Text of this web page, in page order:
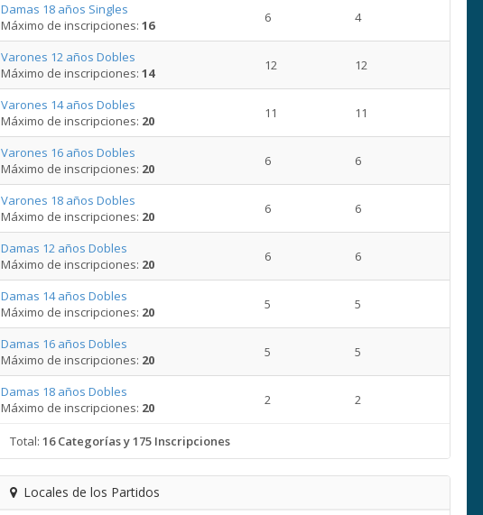
Damas 18 años Singles
Máximo de inscripciones: 16 6 4
Varones 12 años Dobles
Máximo de inscripciones: 14 12 12
Varones 14 años Dobles
Máximo de inscripciones: 20 11 11
Varones 16 años Dobles
Máximo de inscripciones: 20 6 6
Varones 18 años Dobles
Máximo de inscripciones: 20 6 6
Damas 12 años Dobles
Máximo de inscripciones: 20 6 6
Damas 14 años Dobles
Máximo de inscripciones: 20 5 5
Damas 16 años Dobles
Máximo de inscripciones: 20 5 5
Damas 18 años Dobles
Máximo de inscripciones: 20 2 2
Total: 16 Categorías y 175 Inscripciones
Locales de los Partidos